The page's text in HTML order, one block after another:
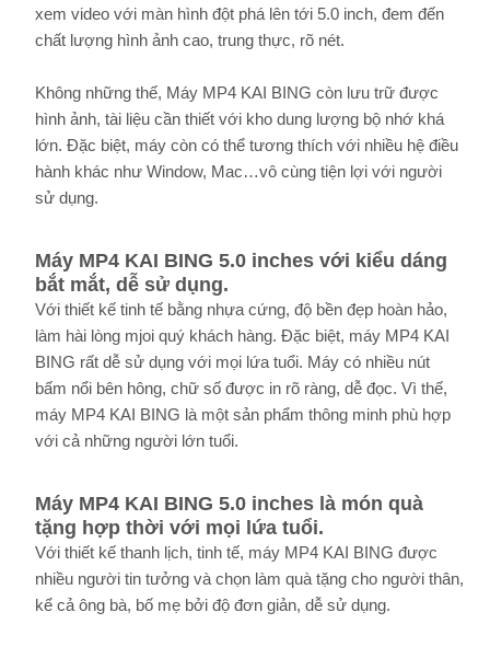
xem video với màn hình đột phá lên tới 5.0 inch, đem đến
chất lượng hình ảnh cao, trung thực, rõ nét.
Không những thế, Máy MP4 KAI BING còn lưu trữ được
hình ảnh, tài liệu cần thiết với kho dung lượng bộ nhớ khá
lớn. Đặc biệt, máy còn có thể tương thích với nhiều hệ điều
hành khác như Window, Mac…vô cùng tiện lợi với người
sử dụng.
Máy MP4 KAI BING 5.0 inches với kiểu dáng
bắt mắt, dễ sử dụng.
Với thiết kế tinh tế bằng nhựa cứng, độ bền đẹp hoàn hảo,
làm hài lòng mjoi quý khách hàng. Đặc biệt, máy MP4 KAI
BING rất dễ sử dụng với mọi lứa tuổi. Máy có nhiều nút
bấm nổi bên hông, chữ số được in rõ ràng, dễ đọc. Vì thế,
máy MP4 KAI BING là một sản phẩm thông minh phù hợp
với cả những người lớn tuổi.
Máy MP4 KAI BING 5.0 inches là món quà
tặng hợp thời với mọi lứa tuổi.
Với thiết kế thanh lịch, tinh tế, máy MP4 KAI BING được
nhiều người tin tưởng và chọn làm quà tặng cho người thân,
kể cả ông bà, bố mẹ bởi độ đơn giản, dễ sử dụng.